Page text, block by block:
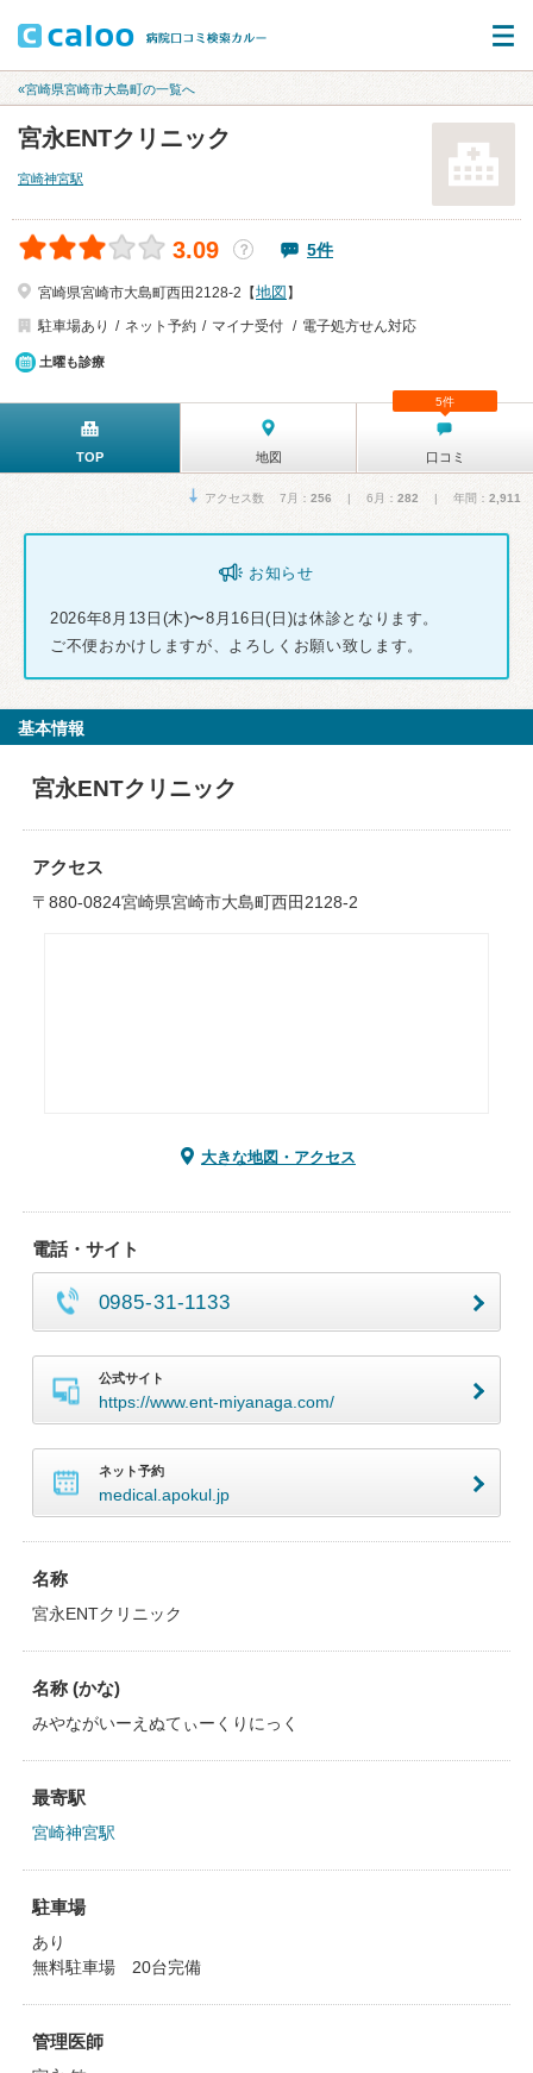
«宮崎県宮崎市大島町の一覧へ
宮永ENTクリニック
宮崎神宮駅
3.09 ？ 5件
宮崎県宮崎市大島町西田2128-2【地図 】
駐車場あり
ネット予約 マイナ受付 電子処方せん対応
土曜も診療
TOP 地図 口コミ
5件
アクセス数 7月： 256 | 6月： 282 | 年間： 2,911
お知らせ
2026年8月13日(木)〜8月16日(日)は休診となります。
ご不便おかけしますが、よろしくお願い致します。
基本情報
宮永ENTクリニック
アクセス
〒880-0824宮崎県宮崎市大島町西田2128-2
大きな地図・アクセス
電話・サイト
0985-31-1133
公式サイト
https://www.ent-miyanaga.com/
ネット予約
medical.apokul.jp
名称
宮永ENTクリニック
名称 (かな)
みやながいーえぬてぃーくりにっく
最寄駅
宮崎神宮駅
駐車場
あり
無料駐車場 20台完備
管理医師